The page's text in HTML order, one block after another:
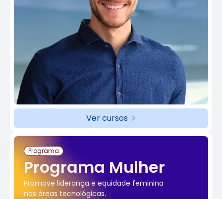
Ver cursos
Programa
Programa Mulher
Promove liderança e equidade feminina
nas áreas tecnológicas.